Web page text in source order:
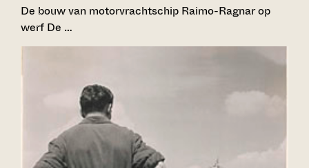
De bouw van motorvrachtschip Raimo-Ragnar op
werf De …